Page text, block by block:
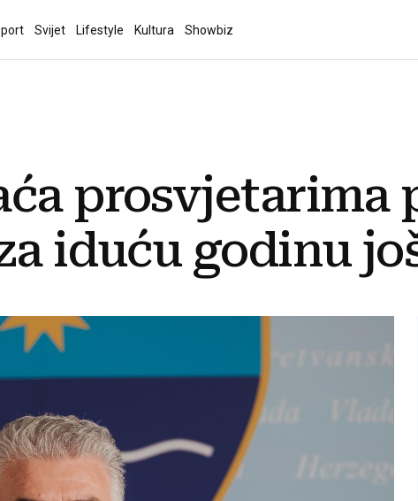
Svijet Lifestyle Kultura Showbiz
prosvjetarima
iduću godinu